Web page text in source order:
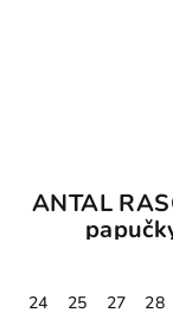
ANTAL
24 25 27 28